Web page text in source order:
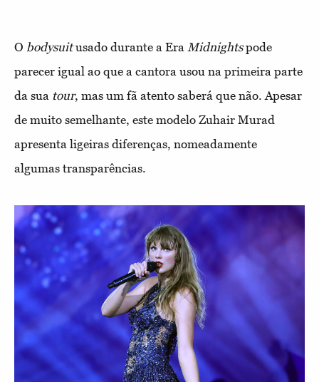
O bodysuitusado durante a Era Midnightspode
parecer igual ao que a cantora usou na primeira parte
da sua tour, mas um fã atento saberá que não. Apesar
de muito semelhante, este modelo Zuhair Murad
apresenta ligeiras diferenças, nomeadamente
algumas transparências.